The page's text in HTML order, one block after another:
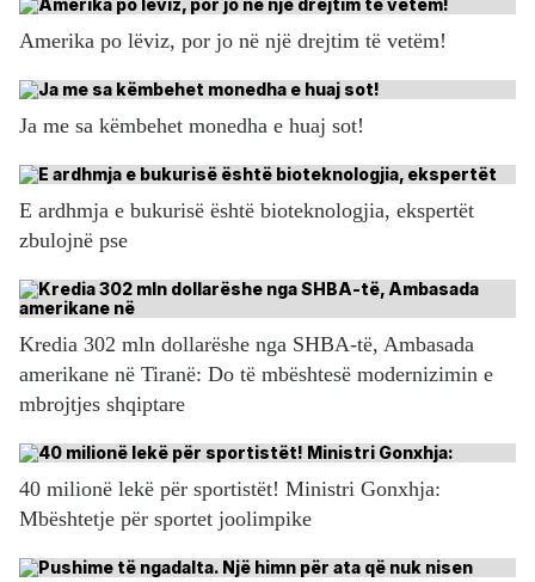
Amerika po lëviz, por jo në një drejtim të vetëm!
Ja me sa këmbehet monedha e huaj sot!
E ardhmja e bukurisë është bioteknologjia, ekspertët
zbulojnë pse
Kredia 302 mln dollarëshe nga SHBA-të, Ambasada
amerikane në Tiranë: Do të mbështesë modernizimin e
mbrojtjes shqiptare
40 milionë lekë për sportistët! Ministri Gonxhja:
Mbështetje për sportet joolimpike